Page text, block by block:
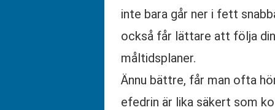
inte bara går ner i fett
också får lättare att följa
måltidsplaner.
Ännu bättre, får man ofta
efedrin är lika säkert som